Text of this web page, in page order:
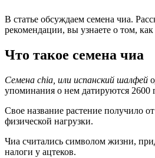
В статье обсуждаем семена чиа.
рекомендации, вы узнаете о том,
Что такое семена чиа
Семена chia, или испанский шалфей
упоминания о нем датируются 2600
Свое название растение получило
физической нагрузки.
Чиа считались символом жизни,
налоги у ацтеков.